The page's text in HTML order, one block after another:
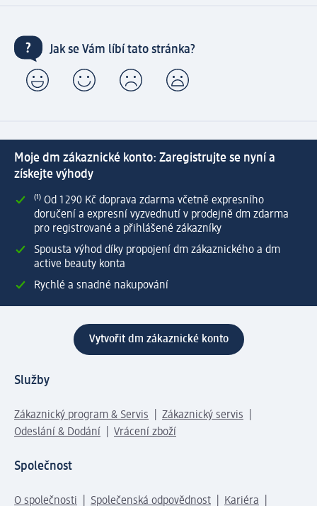
Jak se Vám líbí tato stránka?
Moje dm zákaznické konto: Zaregistrujte se nyní a
získejte výhody
⁽¹⁾ Od 1 290 Kč doprava zdarma včetně expresního
doručení a expresní vyzvednutí v prodejně dm zdarma
pro registrované a přihlášené zákazníky
Spousta výhod díky propojení dm zákaznického a dm
active beauty konta
Rychlé a snadné nakupování
Vytvořit dm zákaznické konto
Služby
Zákaznický program & Servis
Zákaznický servis
Odeslání & Dodání
Vrácení zboží
Společnost
O společnosti Společenská odpovědnost
Kariéra